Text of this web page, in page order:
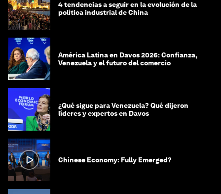
4 tendencias a seguir en la evolución de la
política industrial de China
América Latina en Davos 2026: Confianza,
Venezuela y el futuro del comercio
¿Qué sigue para Venezuela? Qué dijeron
líderes y expertos en Davos
Chinese Economy: Fully Emerged?